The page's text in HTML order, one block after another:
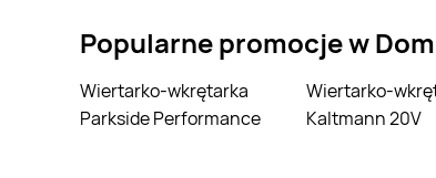
Popularne promocje w
Wiertarko-wkrętarka
Parkside Performance
Wiertarko-wkrętarka
Kaltmann 20V